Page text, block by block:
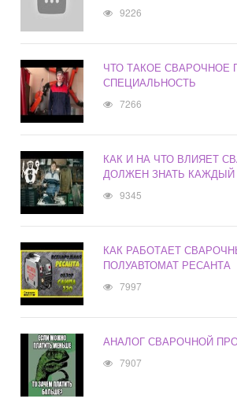
9226
ЧТО ТАКОЕ СВАРОЧНОЕ
СПЕЦИАЛЬНОСТЬ
7266
КАК И НА ЧТО ВЛИЯЕТ
ДОЛЖЕН ЗНАТЬ
9345
КАК РАБОТАЕТ
ПОЛУАВТОМАТ РЕСАНТА
7997
АНАЛОГ СВАРОЧНОЙ
7907